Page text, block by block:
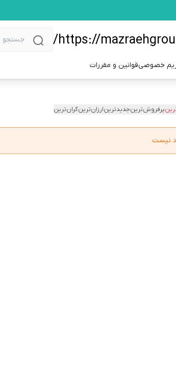
خصوصیقوانین و مقررات
پرفروش‌ترینجدیدترینارزان‌ترینگران‌ترین
نیست